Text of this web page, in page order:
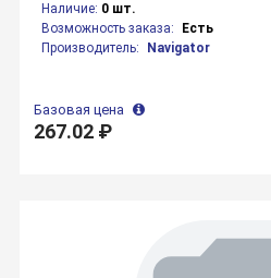
Наличие: 0 шт.
Возможность заказа:
Есть
Производитель:
Navigator
Базовая цена
267.02 ₽